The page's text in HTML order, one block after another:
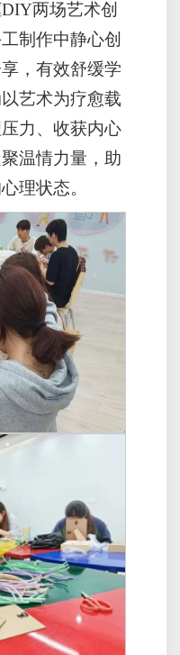
两场艺术创
制作中静心创
，有效舒缓学
艺术为疗愈载
力、收获内心
温情力量，助
理状态。